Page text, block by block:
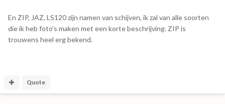
En ZIP, JAZ, LS120 zijn namen van schijven, ik zal van alle soorten
die ik heb foto's maken met een korte beschrijving. ZIP is
trouwens heel erg bekend.
Quote